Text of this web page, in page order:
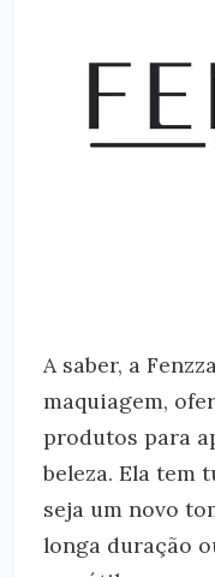
A saber, a
maquiagem,
produtos para
beleza. Ela tem
seja um novo
longa duração